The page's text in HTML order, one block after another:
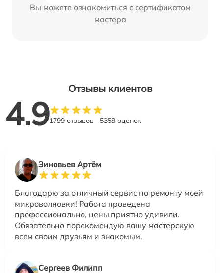
Вы можете ознакомиться с сертификатом
мастера
Отзывы клиентов
4.91799 отзывов 5358 оценок
Зиновьев Артём
Благодарю за отличный сервис по ремонту моей
микроволновки! Работа проведена
профессионально, цены приятно удивили.
Обязательно порекомендую вашу мастерскую
всем своим друзьям и знакомым.
Сергеев Филипп